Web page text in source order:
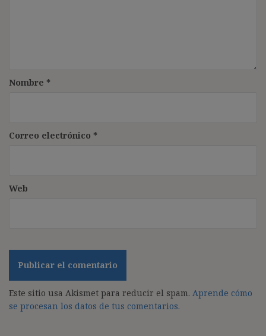
Nombre *
Correo electrónico *
Web
Este sitio usa Akismet para reducir el spam. Aprende cómo
se procesan los datos de tus comentarios.